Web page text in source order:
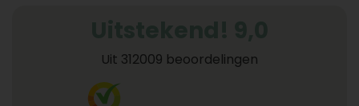
Uit 312009 beoordelingen